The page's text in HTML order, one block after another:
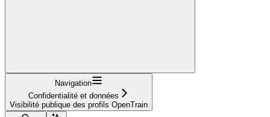
Navigation
Confidentialité et données
Visibilité publique des profils OpenTrain